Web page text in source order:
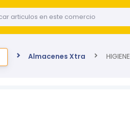
Almacenes Xtra HIGIENE